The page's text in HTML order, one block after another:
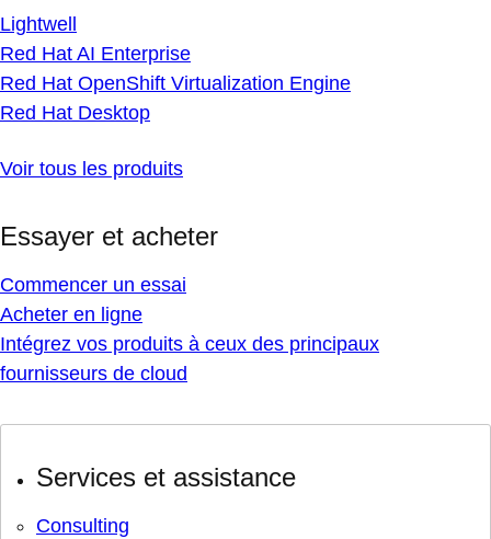
Lightwell
Red Hat AI Enterprise
Red Hat OpenShift Virtualization Engine
Red Hat Desktop
Voir tous les produits
Essayer et acheter
Commencer un essai
Acheter en ligne
Intégrez vos produits à ceux des principaux
fournisseurs de cloud
Services et assistance
Consulting